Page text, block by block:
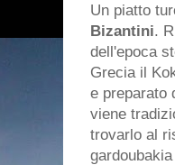
Un piatto
Bizantini.
dell'epoca
Grecia il
e preparato
viene
trovarlo al